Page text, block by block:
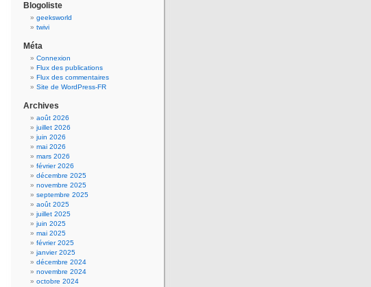
Blogoliste
geeksworld
twivi
Méta
Connexion
Flux des publications
Flux des commentaires
Site de WordPress-FR
Archives
août 2026
juillet 2026
juin 2026
mai 2026
mars 2026
février 2026
décembre 2025
novembre 2025
septembre 2025
août 2025
juillet 2025
juin 2025
mai 2025
février 2025
janvier 2025
décembre 2024
novembre 2024
octobre 2024